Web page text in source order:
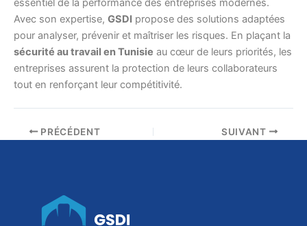
essentiel de la performance des entreprises modernes.
Avec son expertise, GSDI propose des solutions adaptées
pour analyser, prévenir et maîtriser les risques. En plaçant la
sécurité au travail en Tunisie au cœur de leurs priorités, les
entreprises assurent la protection de leurs collaborateurs
tout en renforçant leur compétitivité.
PRÉCÉDENT SUIVANT